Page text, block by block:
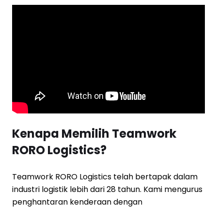
Kenapa Memilih Teamwork
RORO Logistics?
Teamwork RORO Logistics telah bertapak dalam
industri logistik lebih dari 28 tahun. Kami mengurus
penghantaran kenderaan dengan